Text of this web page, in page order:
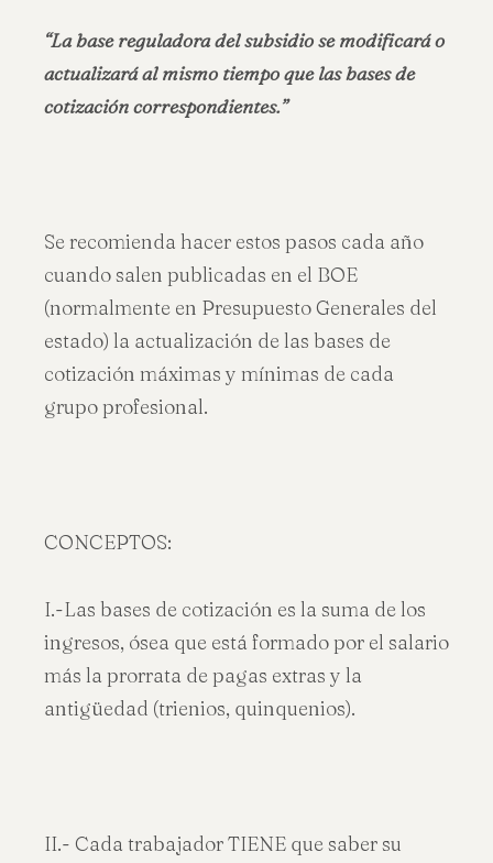
“La base reguladora del subsidio se modificará o
actualizará al mismo tiempo que las bases de
cotización correspondientes.”
Se recomienda hacer estos pasos cada año
cuando salen publicadas en el BOE
(normalmente en Presupuesto Generales del
estado) la actualización de las bases de
cotización máximas y mínimas de cada
grupo profesional.
CONCEPTOS:
I.-Las bases de cotización es la suma de los
ingresos, ósea que está formado por el salario
más la prorrata de pagas extras y la
antigüedad (trienios, quinquenios).
II.- Cada trabajador TIENE que saber su